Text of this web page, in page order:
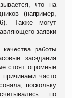
что на
(например,
Также могут
заявки
качества работы
заседания
стоят огромные
часто
поскольку
по